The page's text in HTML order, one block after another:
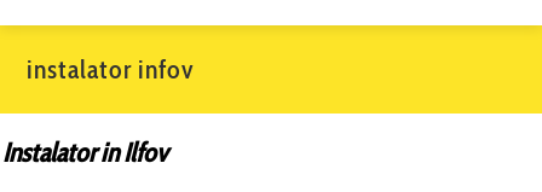
instalator infov
Instalator in Ilfov